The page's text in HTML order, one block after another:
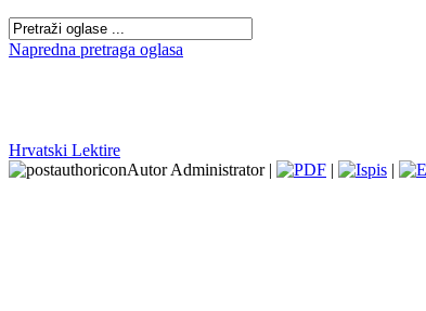
Napredna pretraga oglasa
Hrvatski Lektire
Autor Administrator |
| |